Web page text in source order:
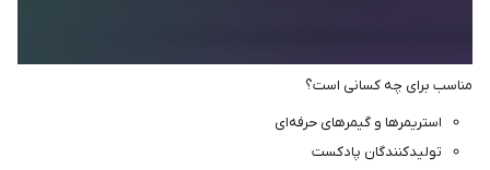
مناسب برای چه کسانی است؟
استریمرها و گیمرهای حرفه‌ای
تولیدکنندگان پادکست